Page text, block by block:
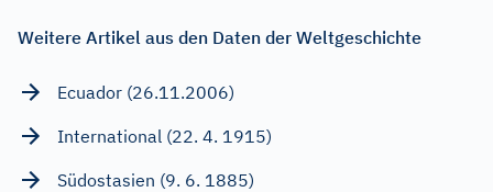
Weitere Artikel aus den Daten der Weltgeschichte
Ecuador (26.11.2006)
International (22. 4. 1915)
Südostasien (9. 6. 1885)